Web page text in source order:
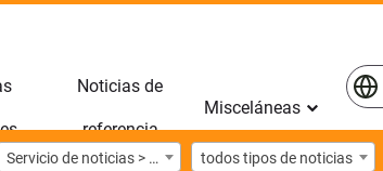
Noticias de
referencia
Misceláneas
Servicio de noticias > Imágenes todos tipos de noticias